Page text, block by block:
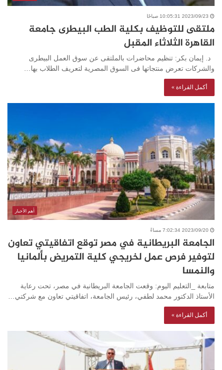
2023/09/23 10:05:31 صباحًا
ملتقى للتوظيف بكلية الطب البيطرى جامعة
القاهرة الثلاثاء المقبل
د. إيمان بكر: تنظيم محاضرات بالملتقى عن سوق العمل البيطرى
والشركات تعرض منتجاتها فى السوق المصرية لتعريف الطلاب بها…
أكمل القراءة »
أهم الأخبار
2023/09/20 7:02:34 مساءً
الجامعة البريطانية في مصر توقع اتفاقيتي تعاون
لتوفير فرص عمل لخريجي كلية التمريض بألمانيا
والنمسا
متابعة _التعليم اليوم: وقعت الجامعة البريطانية في مصر، تحت رعاية
الأستاذ الدكتور محمد لطفي، رئيس الجامعة، اتفاقيتي تعاون مع شركتي…
أكمل القراءة »